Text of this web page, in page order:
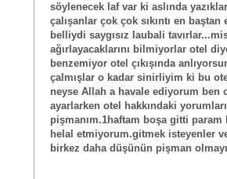
söylenecek laf var ki aslında
çalışanlar çok çok sıkıntı en
belliydi saygısız laubali
ağırlayacaklarını bilmiyorlar otel
benzemiyor otel çıkışında
çalmışlar o kadar sinirliyim ki bu
neyse Allah a havale ediyorum ben
ayarlarken otel hakkındaki
pişmanım.1haftam boşa gitti
helal etmiyorum.gitmek isteyenler
birkez daha düşünün pişman